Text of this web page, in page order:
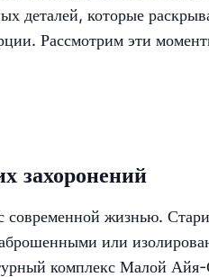
деталей, которые
Рассмотрим эти
захоронений
современной жизнью.
или
комплекс Малой